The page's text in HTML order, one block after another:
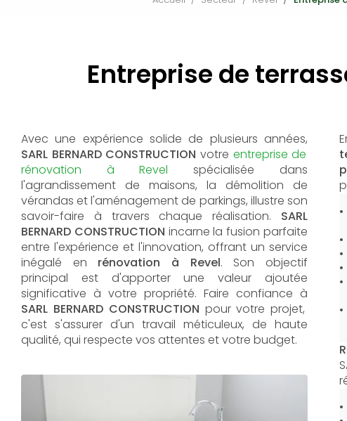
Entreprise de
Avec une expérience solide de plusieurs années,
SARL BERNARD CONSTRUCTION votre entreprise de
rénovation à Revelspécialisée dans
l'agrandissement de maisons, la démolition de
vérandas et l'aménagement de parkings, illustre son
savoir-faire à travers chaque réalisation. SARL
BERNARD CONSTRUCTION incarne la fusion parfaite
entre l'expérience et l'innovation, offrant un service
inégalé en rénovation à Revel. Son objectif
principal est d'apporter une valeur ajoutée
significative à votre propriété. Faire confiance à
SARL BERNARD CONSTRUCTION pour votre projet,
c'est s'assurer d'un travail méticuleux, de haute
qualité, qui respecte vos attentes et votre budget.